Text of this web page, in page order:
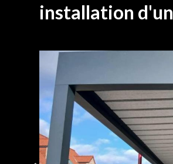
installation